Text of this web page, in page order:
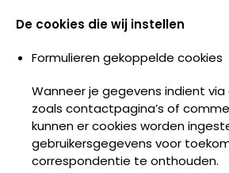
De cookies die wij instellen
Formulieren gekoppelde cookies
Wanneer je gegevens indient via
zoals contactpagina’s of
kunnen er cookies worden
gebruikersgegevens voor
correspondentie te onthouden.